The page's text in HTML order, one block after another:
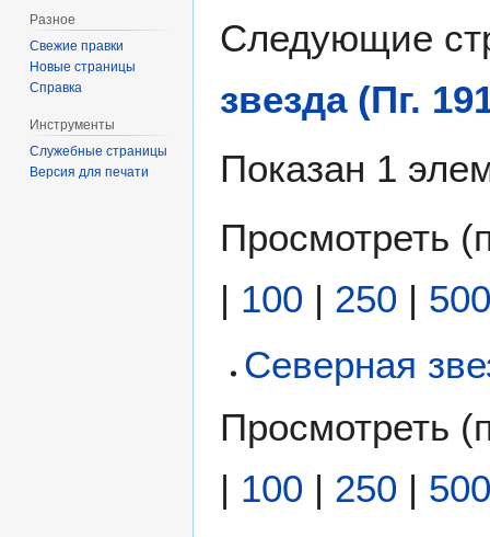
Следующие
звезда (Пг.
Показан 1
Просмотреть (
| 100 | 250 | 500
Северная
Просмотреть (
| 100 | 250 | 500
Разное
Свежие правки
Новые страницы
Справка
Инструменты
Служебные страницы
Версия для печати